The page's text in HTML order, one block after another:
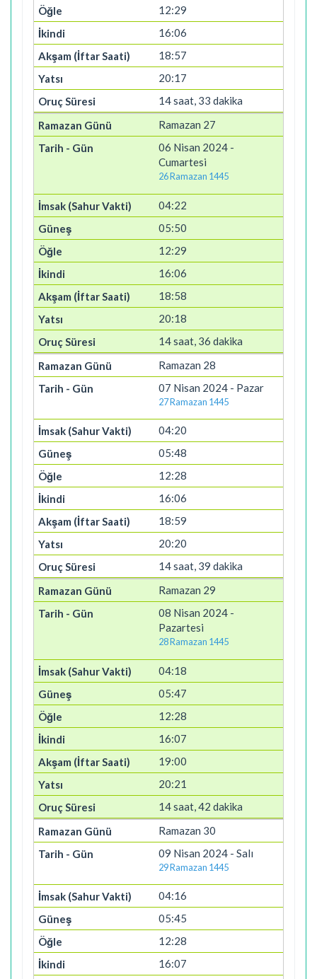
12:29
16:06
18:57
20:17
14 saat, 33 dakika
Ramazan 27
06 Nisan 2024 -
Cumartesi
26 Ramazan 1445
04:22
05:50
12:29
16:06
18:58
20:18
14 saat, 36 dakika
Ramazan 28
07 Nisan 2024 - Pazar
27 Ramazan 1445
04:20
05:48
12:28
16:06
18:59
20:20
14 saat, 39 dakika
Ramazan 29
08 Nisan 2024 -
Pazartesi
28 Ramazan 1445
04:18
05:47
12:28
16:07
19:00
20:21
14 saat, 42 dakika
Ramazan 30
09 Nisan 2024 - Salı
29 Ramazan 1445
04:16
05:45
12:28
16:07